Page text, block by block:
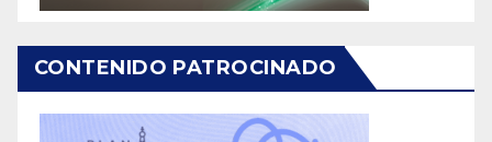
CONTENIDO PATROCINADO